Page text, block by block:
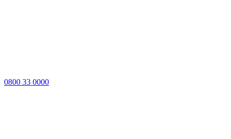
0800 33 0000